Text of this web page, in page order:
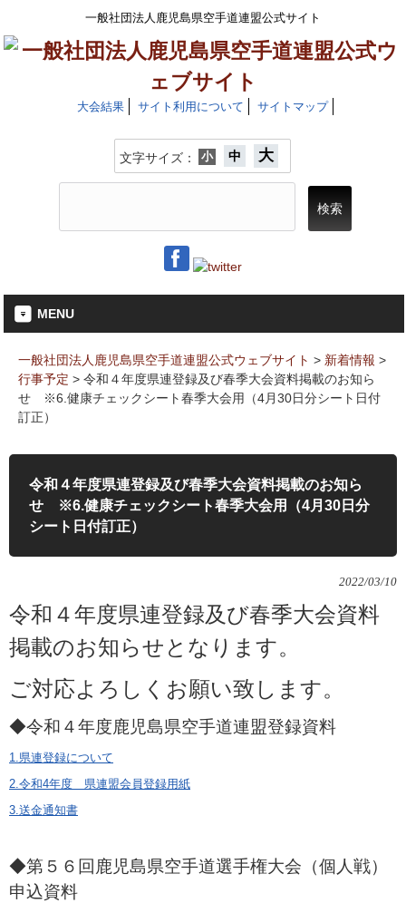
一般社団法人鹿児島県空手道連盟公式サイト
大会結果 サイト利用について サイトマップ
文字サイズ： 小 中 大
MENU
一般社団法人鹿児島県空手道連盟公式ウェブサイト > 新着情報 >
行事予定 > 令和４年度県連登録及び春季大会資料掲載のお知ら
せ ※6.健康チェックシート春季大会用（4月30日分シート日付
訂正）
令和４年度県連登録及び春季大会資料掲載のお知ら
せ ※6.健康チェックシート春季大会用（4月30日分
シート日付訂正）
2022/03/10
令和４年度県連登録及び春季大会資料
掲載のお知らせとなります。
ご対応よろしくお願い致します。
◆令和４年度鹿児島県空手道連盟登録資料
1.県連登録について
2.令和4年度 県連盟会員登録用紙
3.送金通知書
◆第５６回鹿児島県空手道選手権大会（個人戦）
申込資料